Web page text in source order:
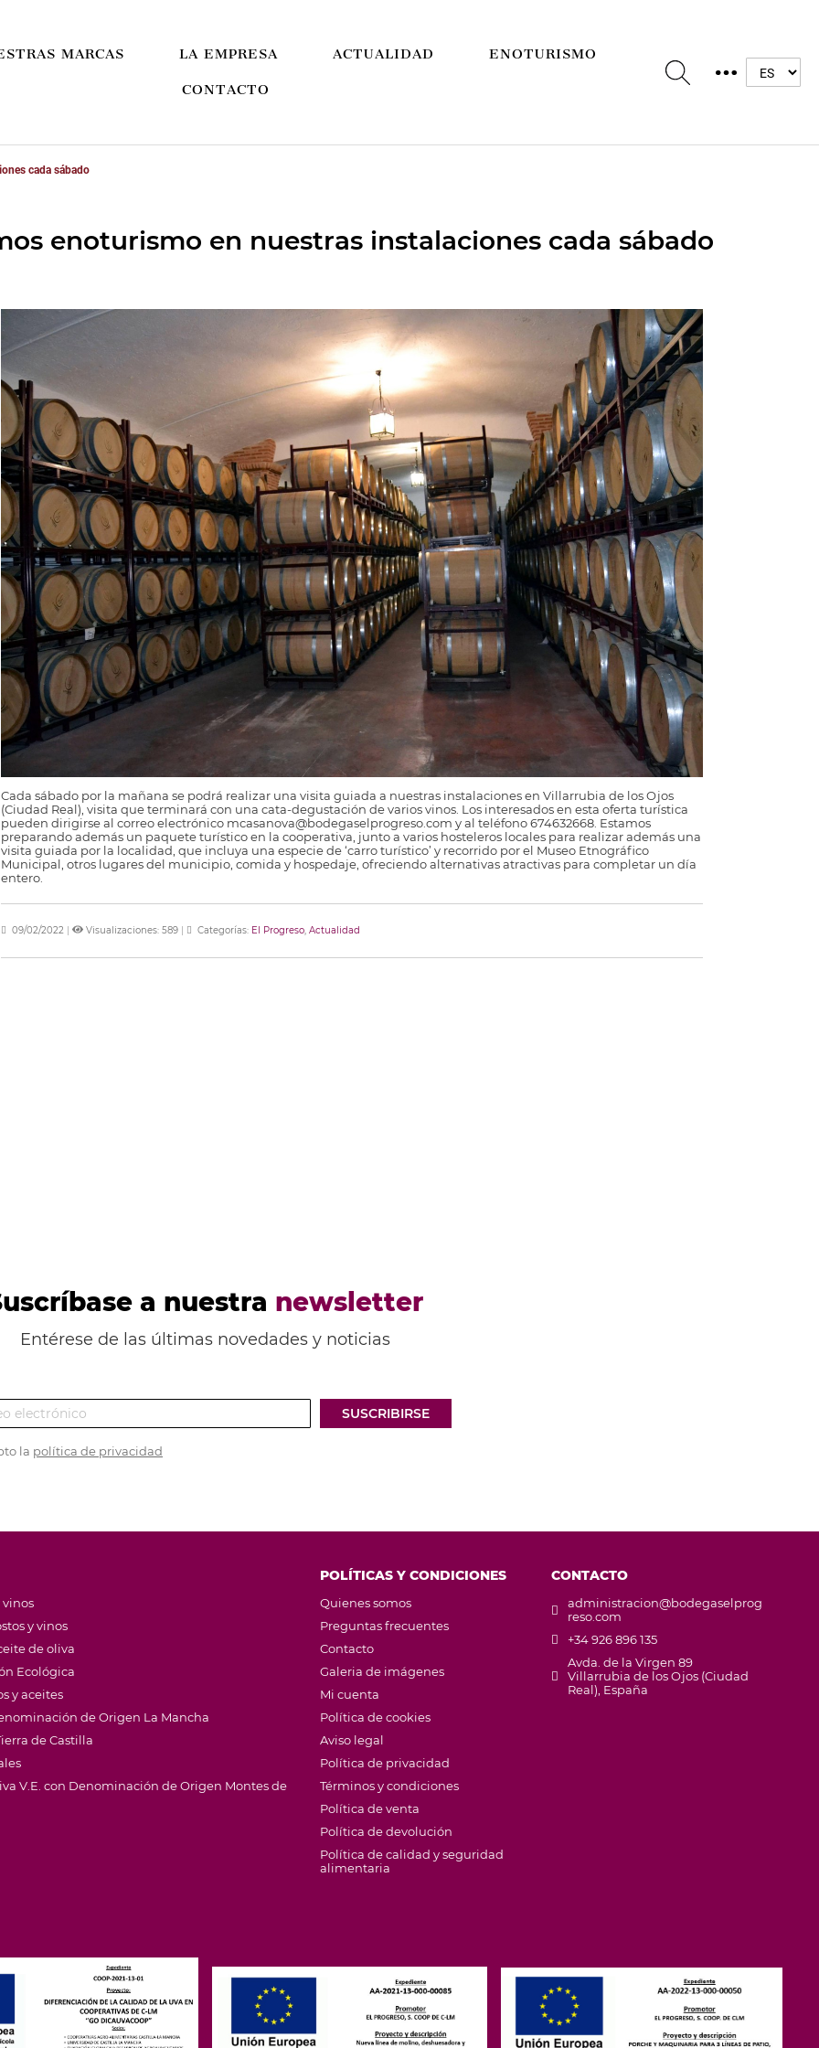
MARCAS LA EMPRESA ACTUALIDAD ENOTURISMO
CONTACTO
cada sábado
enoturismo en nuestras instalaciones cada sábado
Cada sábado por la mañana se podrá realizar una visita guiada a nuestras instalaciones en Villarrubia de los Ojos
(Ciudad Real), visita que terminará con una cata-degustación de varios vinos. Los interesados en esta oferta turística
pueden dirigirse al correo electrónico mcasanova@bodegaselprogreso.com y al teléfono 674632668. Estamos
preparando además un paquete turístico en la cooperativa, junto a varios hosteleros locales para realizar además una
visita guiada por la localidad, que incluya una especie de ‘carro turístico’ y recorrido por el Museo Etnográfico
Municipal, otros lugares del municipio, comida y hospedaje, ofreciendo alternativas atractivas para completar un día
entero.
09/02/2022 | Visualizaciones: 589 | Categorías: El Progreso, Actualidad
a nuestra newsletter
Entérese de las últimas novedades y noticias
SUSCRIBIRSE
la política de privacidad
vinos
y vinos
de oliva
Ecológica
y aceites
de Origen La Mancha
de Castilla
V.E. con Denominación de Origen Montes de
POLÍTICAS Y CONDICIONES
Quienes somos
Preguntas frecuentes
Contacto
Galeria de imágenes
Mi cuenta
Política de cookies
Aviso legal
Política de privacidad
Términos y condiciones
Política de venta
Política de devolución
Política de calidad y seguridad
alimentaria
CONTACTO
administracion@bodegaselprog
reso.com
+34 926 896 135
Avda. de la Virgen 89
Villarrubia de los Ojos (Ciudad
Real), España